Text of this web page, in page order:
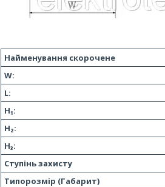
Найменування скорочене
W:
L:
H₁:
H₂:
H₃:
Ступінь захисту
Типорозмір (Габарит)